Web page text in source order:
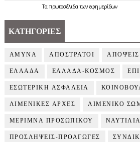
Τα πρωτοσέλιδατων εφημερίδων
ΚΑΤΗΓΟΡΙΕΣ
ΑΜΥΝΑ ΑΠΟΣΤΡΑΤΟΙ ΑΠΟΨΕΙΣ
ΕΛΛΑΔΑ ΕΛΛΑΔΑ-ΚΟΣΜΟΣ
ΕΣΩΤΕΡΙΚΗ ΑΣΦΑΛΕΙΑ
ΛΙΜΕΝΙΚΕΣ ΑΡΧΕΣ ΛΙΜΕΝΙΚΟ
ΜΕΡΙΜΝΑ ΠΡΟΣΩΠΙΚΟΥ ΝΑΥΤΙΛΙΑ
ΠΡΟΣΛΗΨΕΙΣ-ΠΡΟΑΓΩΓΕΣ